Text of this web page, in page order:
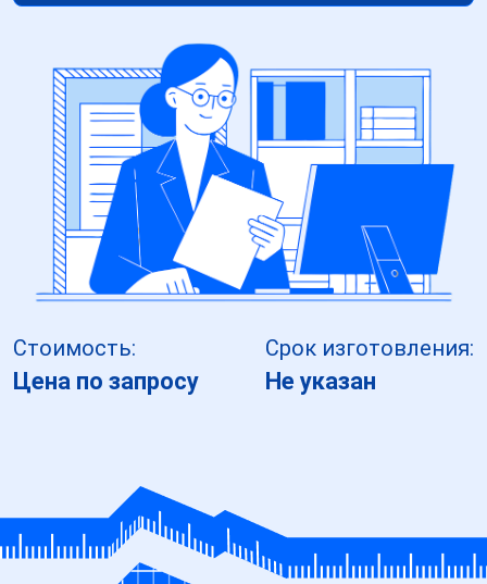
Стоимость:
Цена по запросу
Срок изготовления:
Не указан